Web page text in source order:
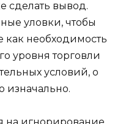
сделать вывод.
уловки, чтобы
как необходимость
уровня торговли
условий, о
изначально.